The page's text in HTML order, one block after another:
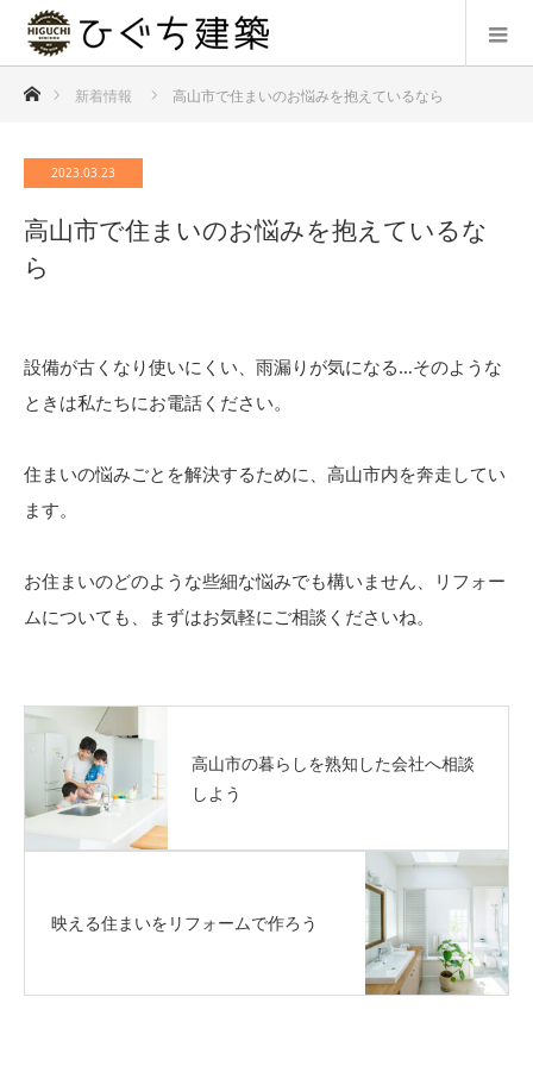
ホーム新着情報 高山市で住まいのお悩みを抱えているなら
2023.03.23
高山市で住まいのお悩みを抱えているな
ら
設備が古くなり使いにくい、雨漏りが気になる…そのような
ときは私たちにお電話ください。
住まいの悩みごとを解決するために、高山市内を奔走してい
ます。
お住まいのどのような些細な悩みでも構いません、リフォー
ムについても、まずはお気軽にご相談くださいね。
高山市の暮らしを熟知した会社へ相談
しよう
映える住まいをリフォームで作ろう